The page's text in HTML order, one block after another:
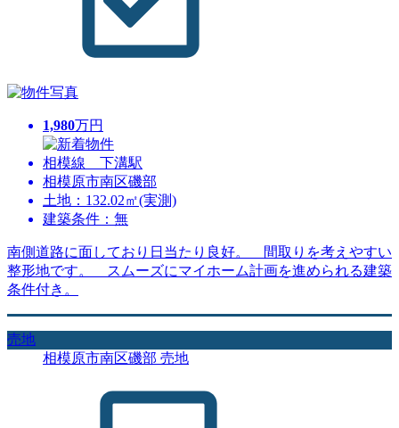
1,980万円
相模線 下溝駅
相模原市南区磯部
土地：132.02㎡(実測)
建築条件：無
南側道路に面しており日当たり良好。 間取りを考えやすい
整形地です。 スムーズにマイホーム計画を進められる建築
条件付き。
売地
相模原市南区磯部 売地